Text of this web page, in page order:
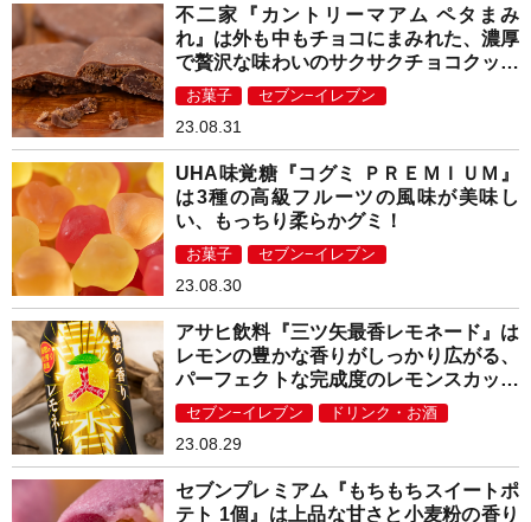
不二家『カントリーマアム ペタまみ
れ』は外も中もチョコにまみれた、濃厚
で贅沢な味わいのサクサクチョコクッキ
ー！
お菓子 セブン−イレブン
23.08.31
UHA味覚糖『コグミ ＰＲＥＭＩＵＭ』
は3種の高級フルーツの風味が美味し
い、もっちり柔らかグミ！
お菓子 セブン−イレブン
23.08.30
アサヒ飲料『三ツ矢最香レモネード』は
レモンの豊かな香りがしっかり広がる、
パーフェクトな完成度のレモンスカッシ
ュ！
セブン−イレブン ドリンク・お酒
23.08.29
セブンプレミアム『もちもちスイートポ
テト 1個』は上品な甘さと小麦粉の香り